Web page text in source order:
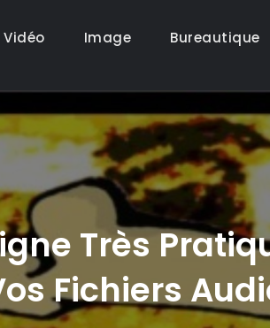
Image Bureautique
Très
Fichiers